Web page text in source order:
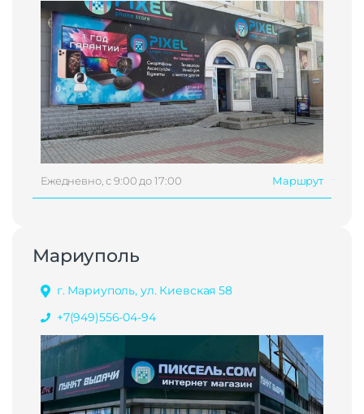
Ежедневно, с 9:00 до 17:00 Маршрут
Мариуполь
г. Мариуполь, ул. Киевская 58
+7(949)556-04-94